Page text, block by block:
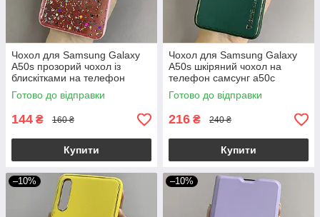
Чохол для Samsung Galaxy
A50s прозорий чохол із
блискітками на телефон
самсунг а50с рожевий d8e
Готово до відправки
144 ₴ 160 ₴
Купити
Чохол для Samsung Galaxy
A50s шкіряний чохол на
телефон самсунг а50с
темно-зелений u9h
Готово до відправки
216 ₴ 240 ₴
Купити
–10% –10%